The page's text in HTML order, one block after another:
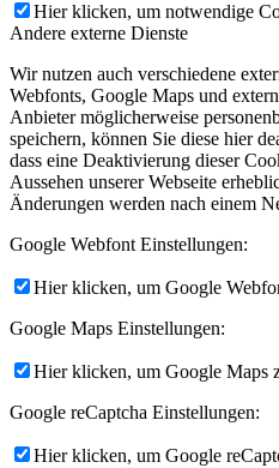
Hier klicken, um notwendige
Andere externe Dienste
Wir nutzen auch verschiedene
Webfonts, Google Maps und
Anbieter möglicherweise
speichern, können Sie diese hier
dass eine Deaktivierung dieser
Aussehen unserer Webseite
Änderungen werden nach einem
Google Webfont Einstellungen:
Hier klicken, um Google
Google Maps Einstellungen:
Hier klicken, um Google Maps
Google reCaptcha Einstellungen:
Hier klicken, um Google